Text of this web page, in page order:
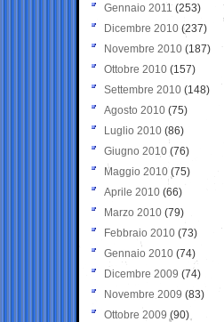
Gennaio 2011 (253)
Dicembre 2010 (237)
Novembre 2010 (187)
Ottobre 2010 (157)
Settembre 2010 (148)
Agosto 2010 (75)
Luglio 2010 (86)
Giugno 2010 (76)
Maggio 2010 (75)
Aprile 2010 (66)
Marzo 2010 (79)
Febbraio 2010 (73)
Gennaio 2010 (74)
Dicembre 2009 (74)
Novembre 2009 (83)
Ottobre 2009 (90)